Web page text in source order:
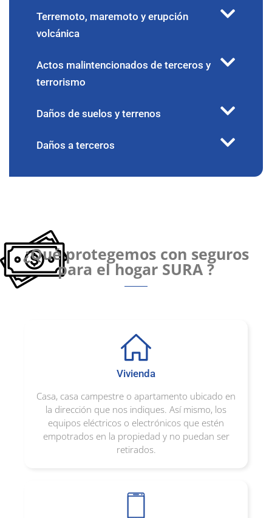
Terremoto, maremoto y erupción
volcánica
Actos malintencionados de terceros y
terrorismo
Daños de suelos y terrenos
Daños a terceros
¿Qué protegemos con seguros
para el hogar SURA ?
Vivienda
Casa, casa campestre o apartamento ubicado en
la dirección que nos indiques. Así mismo, los
equipos eléctricos o electrónicos que estén
empotrados en la propiedad y no puedan ser
retirados.